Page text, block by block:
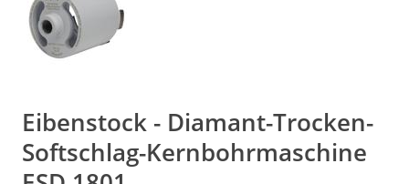
Eibenstock - Diamant-Trocken-
Softschlag-Kernbohrmaschine